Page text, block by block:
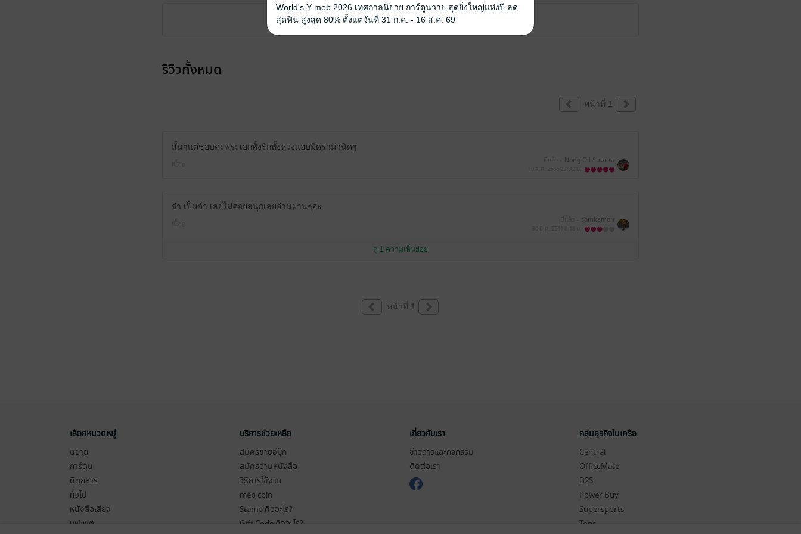
คุณสามารถเข้าสู่ระบบเพื่อแสดงความคิดเห็นได้จ้า
รีวิวทั้งหมด
หน้าที่ 1
สั้นๆแต่ชอบค่ะพระเอกทั้งรักทั้งหวงแอบมีดราม่านิดๆ
Nong Oil Sutatta
จ๋า เป็นจ้า เลยไม่ค่อยสนุกเลยอ่านผ่านๆอ่ะ
somkamon
ดู 1 ความเห็นย่อย
หน้าที่ 1
เลือกหมวดหมู่
นิยาย
การ์ตูน
นิตยสาร
ทั่วไป
หนังสือเสียง
บุฟเฟต์
บริการช่วยเหลือ
สมัครขายอีบุ๊ก
สมัครอ่านหนังสือ
วิธีการใช้งาน
meb coin
Stamp คืออะไร?
Gift Code คืออะไร?
เกี่ยวกับเรา
ข่าวสารและกิจกรรม
ติดต่อเรา
กลุ่มธุรกิจในเครือ
Central
OfficeMate
B2S
Power Buy
Supersports
Tops
World's Y meb 2026 เทศกาลนิยาย การ์ตูนวาย สุดยิ่งใหญ่แห่งปี ลด
สุดฟิน สูงสุด 80% ตั้งแต่วันที่ 31 ก.ค. - 16 ส.ค. 69